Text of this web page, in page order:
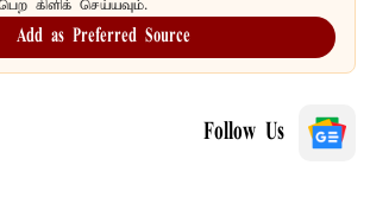
கிளிக் செய்யவும்.
Add as Preferred Source
Follow Us